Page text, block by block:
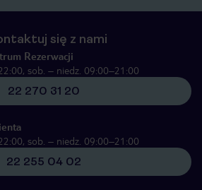
się z nami
Rezerwacji
sob. – niedz. 09:00–21:00
22 270 31 20
sob. – niedz. 09:00–21:00
22 255 04 02